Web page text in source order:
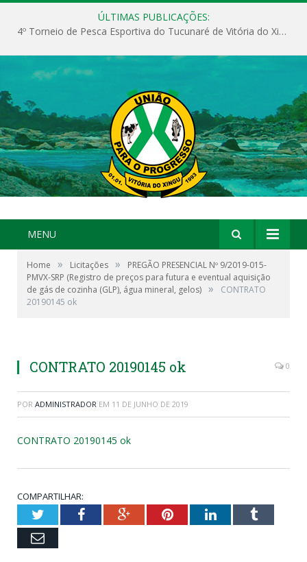
ÚLTIMAS PUBLICAÇÕES:
4º Torneio de Pesca Esportiva do Tucunaré de Vitória do Xingu
MENU
Home » Licitações »
PREGÃO PRESENCIAL Nº 9/2019-015-
PMVX-SRP (Registro de preços para futura e eventual aquisição
de gás de cozinha (GLP), água mineral, gelos) »
CONTRATO
20190145 ok
CONTRATO 20190145 ok 0
POR ADMINISTRADOR EM 11 DE JUNHO DE 2019
CONTRATO 20190145 ok
COMPARTILHAR:
TwitterFacebookGoogle+PinterestLinkedInTumblr
Email